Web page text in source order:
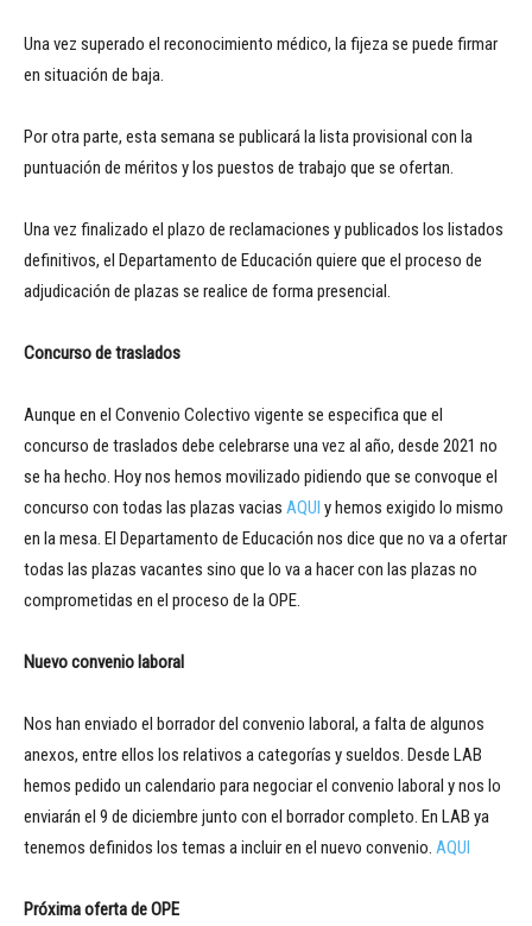
Una vez superado el reconocimiento médico, la fijeza se puede firmar
en situación de baja.
Por otra parte, esta semana se publicará la lista provisional con la
puntuación de méritos y los puestos de trabajo que se ofertan.
Una vez finalizado el plazo de reclamaciones y publicados los listados
definitivos, el Departamento de Educación quiere que el proceso de
adjudicación de plazas se realice de forma presencial.
Concurso de traslados
Aunque en el Convenio Colectivo vigente se especifica que el
concurso de traslados debe celebrarse una vez al año, desde 2021 no
se ha hecho. Hoy nos hemos movilizado pidiendo que se convoque el
concurso con todas las plazas vacias AQUI y hemos exigido lo mismo
en la mesa. El Departamento de Educación nos dice que no va a ofertar
todas las plazas vacantes sino que lo va a hacer con las plazas no
comprometidas en el proceso de la OPE.
Nuevo convenio laboral
Nos han enviado el borrador del convenio laboral, a falta de algunos
anexos, entre ellos los relativos a categorías y sueldos. Desde LAB
hemos pedido un calendario para negociar el convenio laboral y nos lo
enviarán el 9 de diciembre junto con el borrador completo. En LAB ya
tenemos definidos los temas a incluir en el nuevo convenio. AQUI
Próxima oferta de OPE